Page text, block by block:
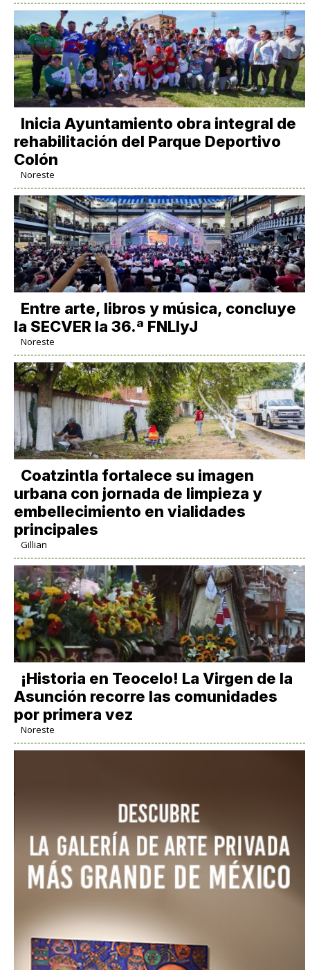
Inicia Ayuntamiento obra integral de
rehabilitación del Parque Deportivo
Colón
Noreste
Entre arte, libros y música, concluye
la SECVER la 36.ª FNLIyJ
Noreste
Coatzintla fortalece su imagen
urbana con jornada de limpieza y
embellecimiento en vialidades
principales
Gillian
​¡Historia en Teocelo! La Virgen de la
Asunción recorre las comunidades
por primera vez
Noreste